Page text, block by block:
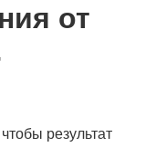
от
результат